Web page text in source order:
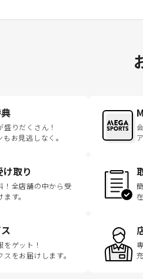
りだくさん！
お見逃しなく。
取り
！全店舗の中から受
す。
ゲット！
をお届けします。